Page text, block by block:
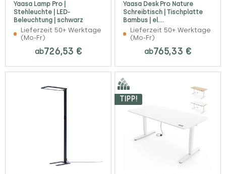
Yaasa Lamp Pro |
Stehleuchte | LED-
Beleuchtung | schwarz
Lieferzeit 50+ Werktage
(Mo-Fr)
ab726,53 €
Yaasa Desk Pro Nature
Schreibtisch | Tischplatte
Bambus | el.
höhenverstellbar |
Konfigurator
Lieferzeit 50+ Werktage
(Mo-Fr)
ab765,33 €
TIPP!